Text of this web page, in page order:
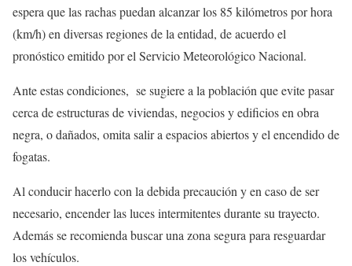
espera que las rachas puedan alcanzar los 85 kilómetros por hora
(km/h) en diversas regiones de la entidad, de acuerdo el
pronóstico emitido por el Servicio Meteorológico Nacional.
Ante estas condiciones, se sugiere a la población que evite pasar
cerca de estructuras de viviendas, negocios y edificios en obra
negra, o dañados, omita salir a espacios abiertos y el encendido de
fogatas.
Al conducir hacerlo con la debida precaución y en caso de ser
necesario, encender las luces intermitentes durante su trayecto.
Además se recomienda buscar una zona segura para resguardar
los vehículos.